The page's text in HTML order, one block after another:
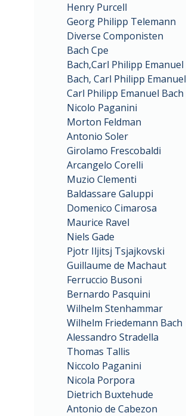
Henry Purcell
Georg Philipp Telemann
Diverse Componisten
Bach Cpe
Bach,Carl Philipp Emanuel
Bach, Carl Philipp Emanuel
Carl Philipp Emanuel Bach
Nicolo Paganini
Morton Feldman
Antonio Soler
Girolamo Frescobaldi
Arcangelo Corelli
Muzio Clementi
Baldassare Galuppi
Domenico Cimarosa
Maurice Ravel
Niels Gade
Pjotr Iljitsj Tsjajkovski
Guillaume de Machaut
Ferruccio Busoni
Bernardo Pasquini
Wilhelm Stenhammar
Wilhelm Friedemann Bach
Alessandro Stradella
Thomas Tallis
Niccolo Paganini
Nicola Porpora
Dietrich Buxtehude
Antonio de Cabezon